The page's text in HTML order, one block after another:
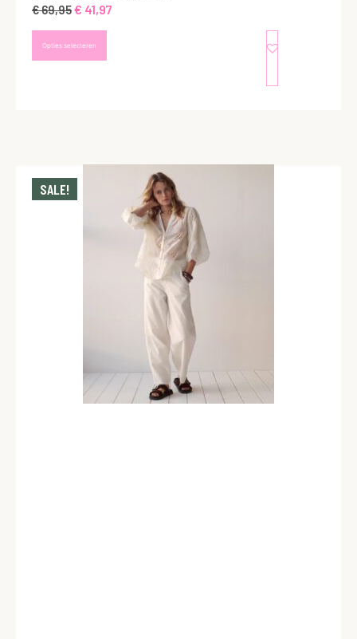
€69,95€ 41,97
Opties selecteren
SALE!